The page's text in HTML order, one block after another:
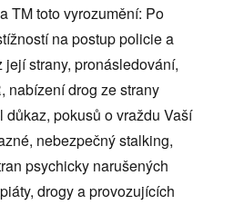
TM toto vyrozumění: Po
na postup policie a
strany, pronásledování,
nabízení drog ze strany
důkaz, pokusů o vraždu Vaší
nebezpečný stalking,
psychicky narušených
drogy a provozujících